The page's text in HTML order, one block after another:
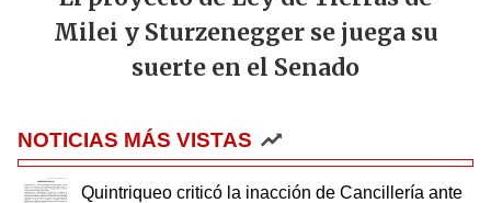
Milei y Sturzenegger se juega su
suerte en el Senado
NOTICIAS MÁS VISTAS
Quintriqueo criticó la inacción de Cancillería ante